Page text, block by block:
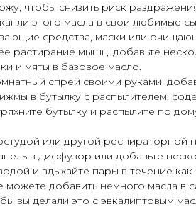
чтобы снизить риск
этого масла в свои любимые
средства, маски или
растирание мышц, добавьте
и мяты в базовое масло.
спрей своими руками,
в бутылку с распылителем,
бутылку и распылите по
или другой респираторной
в диффузор или добавьте
и вдыхайте пары в течение
можете добавить немного масла в
вы делали это с эвкалиптовым